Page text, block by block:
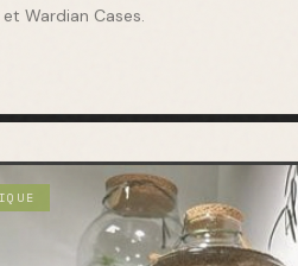
Wardian Cases.